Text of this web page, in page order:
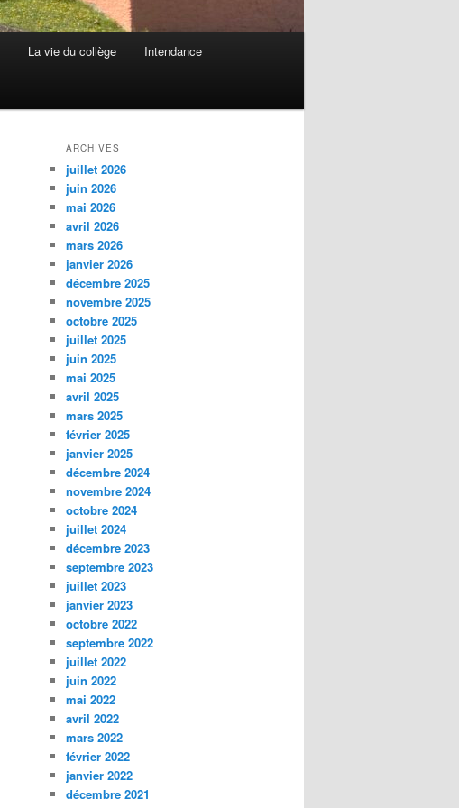
La vie du collège Intendance
ARCHIVES
juillet 2026
juin 2026
mai 2026
avril 2026
mars 2026
janvier 2026
décembre 2025
novembre 2025
octobre 2025
juillet 2025
juin 2025
mai 2025
avril 2025
mars 2025
février 2025
janvier 2025
décembre 2024
novembre 2024
octobre 2024
juillet 2024
décembre 2023
septembre 2023
juillet 2023
janvier 2023
octobre 2022
septembre 2022
juillet 2022
juin 2022
mai 2022
avril 2022
mars 2022
février 2022
janvier 2022
décembre 2021